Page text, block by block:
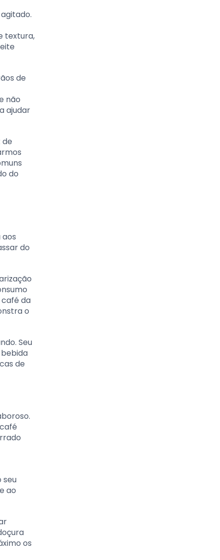
textura,
de
não
ajudar
do
do
da
o
Seu
de
seu
ao
os